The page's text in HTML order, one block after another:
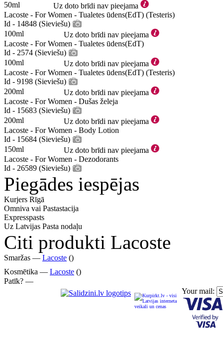
50ml
Uz doto brīdi nav pieejama
Lacoste - For Women - Tualetes ūdens(EdT) (Testeris)
Id - 14848 (Sieviešu)
100ml
Uz doto brīdi nav pieejama
Lacoste - For Women - Tualetes ūdens(EdT)
Id - 2574 (Sieviešu)
100ml
Uz doto brīdi nav pieejama
Lacoste - For Women - Tualetes ūdens(EdT) (Testeris)
Id - 9198 (Sieviešu)
200ml
Uz doto brīdi nav pieejama
Lacoste - For Women - Dušas želeja
Id - 15683 (Sieviešu)
200ml
Uz doto brīdi nav pieejama
Lacoste - For Women - Body Lotion
Id - 15684 (Sieviešu)
150ml
Uz doto brīdi nav pieejama
Lacoste - For Women - Dezodorants
Id - 26589 (Sieviešu)
Piegādes iespējas
Kurjers Rīgā
Omniva vai Pastastacija
Expresspasts
Uz Latvijas Pasta nodaļu
Citi produkti Lacoste
Smaržas — Lacoste ()
Kosmētika — Lacoste ()
Patīk? —
Your mail: